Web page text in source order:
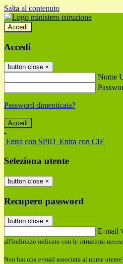
Salta al contenuto
Accedi
Accedi
button close ×
Nome
Password dimenticata?
-
Entra con SPID Entra con CIE
Seleziona utente
button close ×
Recupero password
button close ×
E-mail
all'indirizzo indicato con le istruzioni
Non hai una e-mail associata al nome